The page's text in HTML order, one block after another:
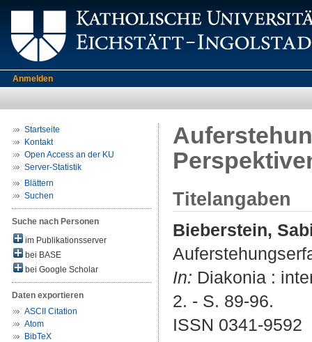
Anmelden
Startseite
Kontakt
Open Access an der KU
Server-Statistik
Blättern
Suchen
Suche nach Personen
im Publikationsserver
bei BASE
bei Google Scholar
Daten exportieren
ASCII Citation
Atom
BibTeX
Titelangaben
Bieberstein,
In: Diakonia :
2. - S. 89-96.
ISSN 0341-9592